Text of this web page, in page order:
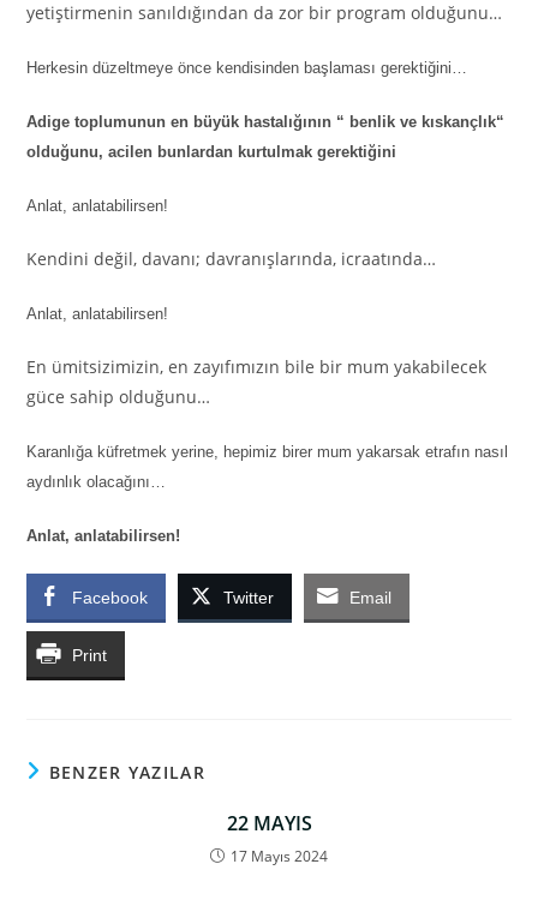
yetiştirmenin sanıldığından da zor bir program olduğunu…
Herkesin düzeltmeye önce kendisinden başlaması gerektiğini…
Adige toplumunun en büyük hastalığının “ benlik ve kıskançlık“
olduğunu, acilen bunlardan kurtulmak gerektiğini
Anlat, anlatabilirsen!
Kendini değil, davanı; davranışlarında, icraatında…
Anlat, anlatabilirsen!
En ümitsizimizin, en zayıfımızın bile bir mum yakabilecek
güce sahip olduğunu…
Karanlığa küfretmek yerine, hepimiz birer mum yakarsak etrafın nasıl
aydınlık olacağını…
Anlat, anlatabilirsen!
Facebook Twitter Email
Print
BENZER YAZILAR
22 MAYIS
17 Mayıs 2024